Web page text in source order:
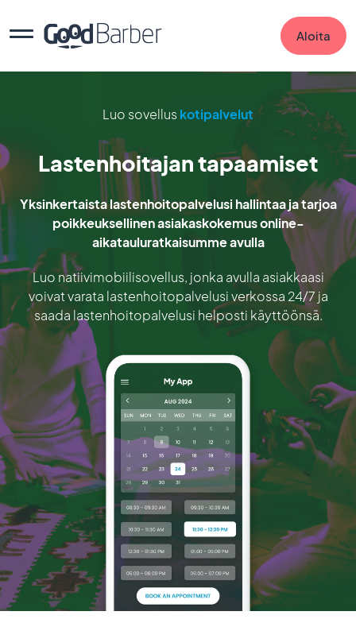
Aloita
Luo sovellus kotipalvelut
Lastenhoitajan tapaamiset
Yksinkertaista lastenhoitopalvelusi hallintaa ja tarjoa
poikkeuksellinen asiakaskokemus online-
aikatauluratkaisumme avulla
Luo natiivimobiilisovellus, jonka avulla asiakkaasi
voivat varata lastenhoitopalvelusi verkossa 24/7 ja
saada lastenhoitopalvelusi helposti käyttöönsä.